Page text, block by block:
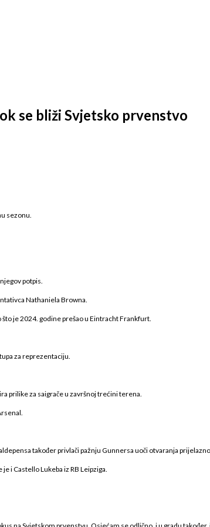
se bliži Svjetsko prvenstvo
sezonu.
potpis.
Nathaniela Browna.
je 2024. godine prešao u Eintracht Frankfurt.
za reprezentaciju.
prilike za saigrače u završnoj trećini terena.
također privlači pažnju Gunnersa uoči otvaranja
i Castello Lukeba iz RB Leipziga.